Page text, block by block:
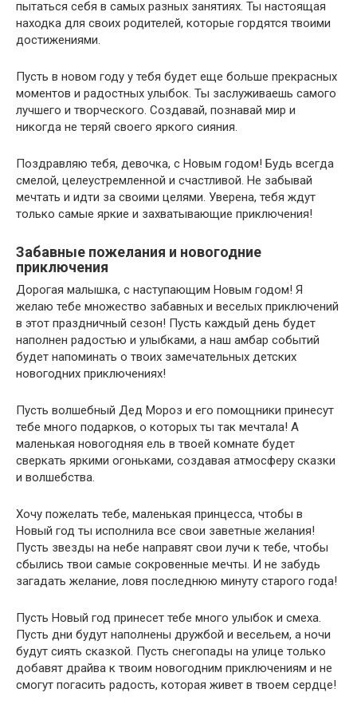
пытаться себя в самых разных занятиях. Ты настоящая
находка для своих родителей, которые гордятся твоими
достижениями.
Пусть в новом году у тебя будет еще больше прекрасных
моментов и радостных улыбок. Ты заслуживаешь самого
лучшего и творческого. Создавай, познавай мир и
никогда не теряй своего яркого сияния.
Поздравляю тебя, девочка, с Новым годом! Будь всегда
смелой, целеустремленной и счастливой. Не забывай
мечтать и идти за своими целями. Уверена, тебя ждут
только самые яркие и захватывающие приключения!
Забавные пожелания и новогодние
приключения
Дорогая малышка, с наступающим Новым годом! Я
желаю тебе множество забавных и веселых приключений
в этот праздничный сезон! Пусть каждый день будет
наполнен радостью и улыбками, а наш амбар событий
будет напоминать о твоих замечательных детских
новогодних приключениях!
Пусть волшебный Дед Мороз и его помощники принесут
тебе много подарков, о которых ты так мечтала! А
маленькая новогодняя ель в твоей комнате будет
сверкать яркими огоньками, создавая атмосферу сказки
и волшебства.
Хочу пожелать тебе, маленькая принцесса, чтобы в
Новый год ты исполнила все свои заветные желания!
Пусть звезды на небе направят свои лучи к тебе, чтобы
сбылись твои самые сокровенные мечты. И не забудь
загадать желание, ловя последнюю минуту старого года!
Пусть Новый год принесет тебе много улыбок и смеха.
Пусть дни будут наполнены дружбой и весельем, а ночи
будут сиять сказкой. Пусть снегопады на улице только
добавят драйва к твоим новогодним приключениям и не
смогут погасить радость, которая живет в твоем сердце!